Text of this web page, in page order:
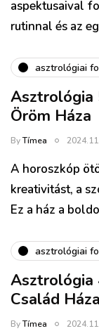
aspektusaival
rutinnal és az
asztrológiai
Asztrológia
Öröm Háza
ByTímea
A horoszkóp
kreativitást, a
Ez a ház a
asztrológiai
Asztrológia
Család Háza
ByTímea